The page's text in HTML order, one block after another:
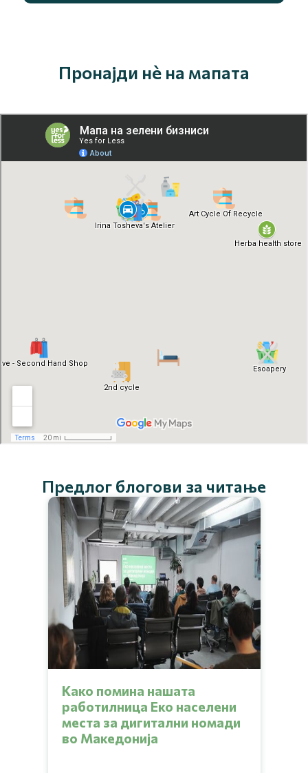
Пронајди нè на мапата
Предлог блогови за читање
Како помина нашата
работилница Еко населени
места за дигитални номади
во Македонија